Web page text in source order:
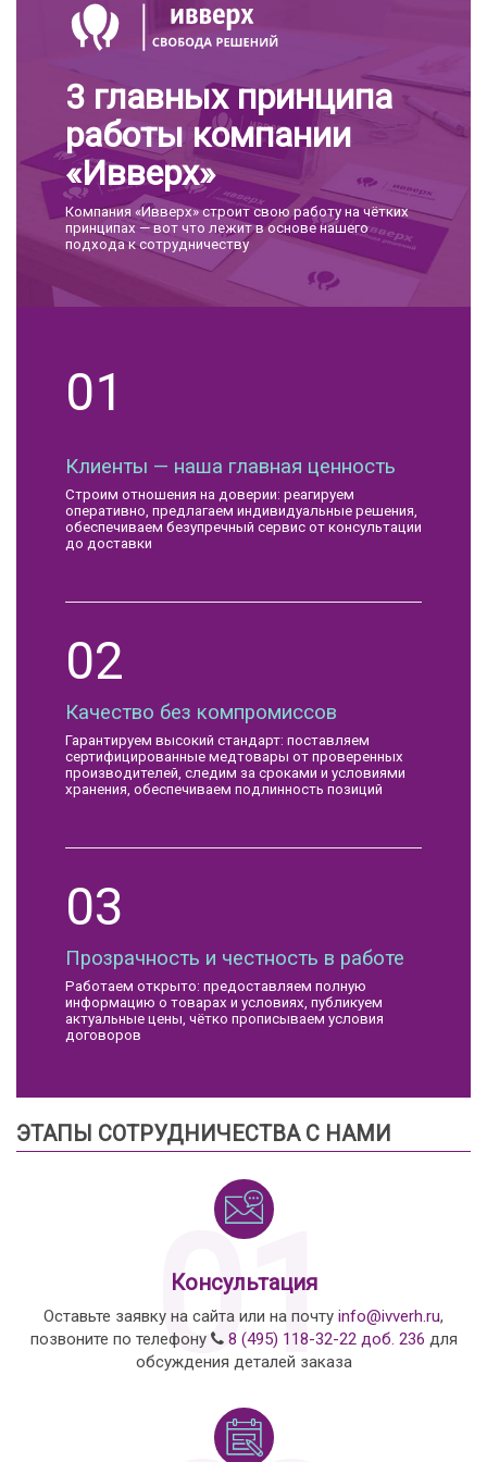
3 главных принципа
работы компании
«Ивверх»
Компания «Ивверх» строит свою работу на чётких
принципах — вот что лежит в основе нашего
подхода к сотрудничеству
01
Клиенты — наша главная ценность
Строим отношения на доверии: реагируем
оперативно, предлагаем индивидуальные решения,
обеспечиваем безупречный сервис от консультации
до доставки
02
Качество без компромиссов
Гарантируем высокий стандарт: поставляем
сертифицированные медтовары от проверенных
производителей, следим за сроками и условиями
хранения, обеспечиваем подлинность позиций
03
Прозрачность и честность в работе
Работаем открыто: предоставляем полную
информацию о товарах и условиях, публикуем
актуальные цены, чётко прописываем условия
договоров
ЭТАПЫ СОТРУДНИЧЕСТВА С НАМИ
01
Консультация
Оставьте заявку на сайта или на почту info@ivverh.ru,
позвоните по телефону
8 (495) 118-32-22 доб. 236 для
обсуждения деталей заказа